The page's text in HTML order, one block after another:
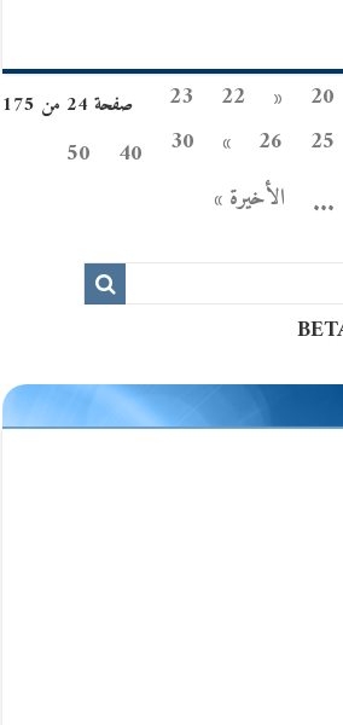
صفحة 24 من 175 20
«
22
23
25
26
»
30
40
50
...
الأخيرة »